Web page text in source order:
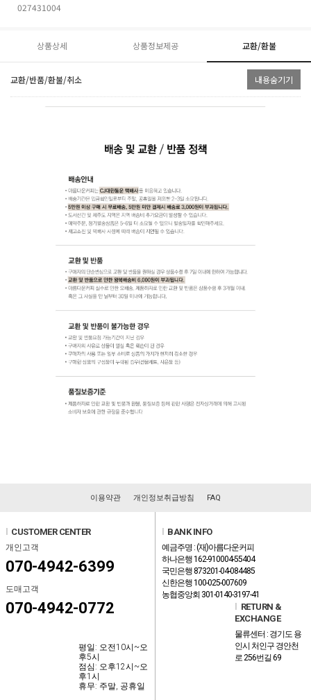
027431004
상품상세 상품정보제공 교환/환불
교환/반품/환불/취소 내용숨기기
이용약관 개인정보취급방침 FAQ
CUSTOMER CENTER
개인고객
070-4942-6399
도매고객
070-4942-0772
평일: 오전10시~오
후5시
점심: 오후12시~오
후1시
휴무: 주말, 공휴일
BANK INFO
예금주명 : (재)아름다운커피
하나은행 162-910004-55404
국민은행 873201-04-084485
신한은행 100-025-007609
농협중앙회 301-0140-3197-41
RETURN &
EXCHANGE
물류센터 : 경기도 용
인시 처인구 경안천
로 256번길 69